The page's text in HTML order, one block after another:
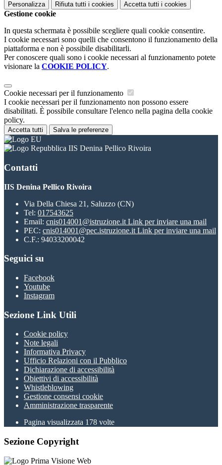
Personalizza Rifiuta tutti i cookies Accetta tutti i cookies
Gestione cookie
In questa schermata è possibile scegliere quali cookie consentire.
I cookie necessari sono quelli che consentono il funzionamento della
piattaforma e non è possibile disabilitarli.
Per conoscere quali sono i cookie necessari al funzionamento potete
visionare la COOKIE POLICY.
Cookie necessari per il funzionamento
I cookie necessari per il funzionamento non possono essere
disabilitati. È possibile consultare l'elenco nella pagina della cookie
policy.
Accetta tutti Salva le preferenze
IIS Denina Pellico Rivoira
Contatti
IIS Denina Pellico Rivoira
Via Della Chiesa 21, Saluzzo (CN)
Tel: 017543625
Email: cnis014001@istruzione.it Link per inviare una mail
PEC: cnis014001@pec.istruzione.it Link per inviare una mail
C.F.: 94033200042
Seguici su
Facebook
Youtube
Instagram
Sezione Link Utili
Cookie policy
Note legali
Informativa Privacy
Ufficio Relazioni con il Pubblico
Dichiarazione di accessibilità
Obiettivi di accessibilità
Whistleblowing
Gestione consensi cookie
Amministrazione trasparente
Pagina visualizzata 178 volte
Sezione Copyright